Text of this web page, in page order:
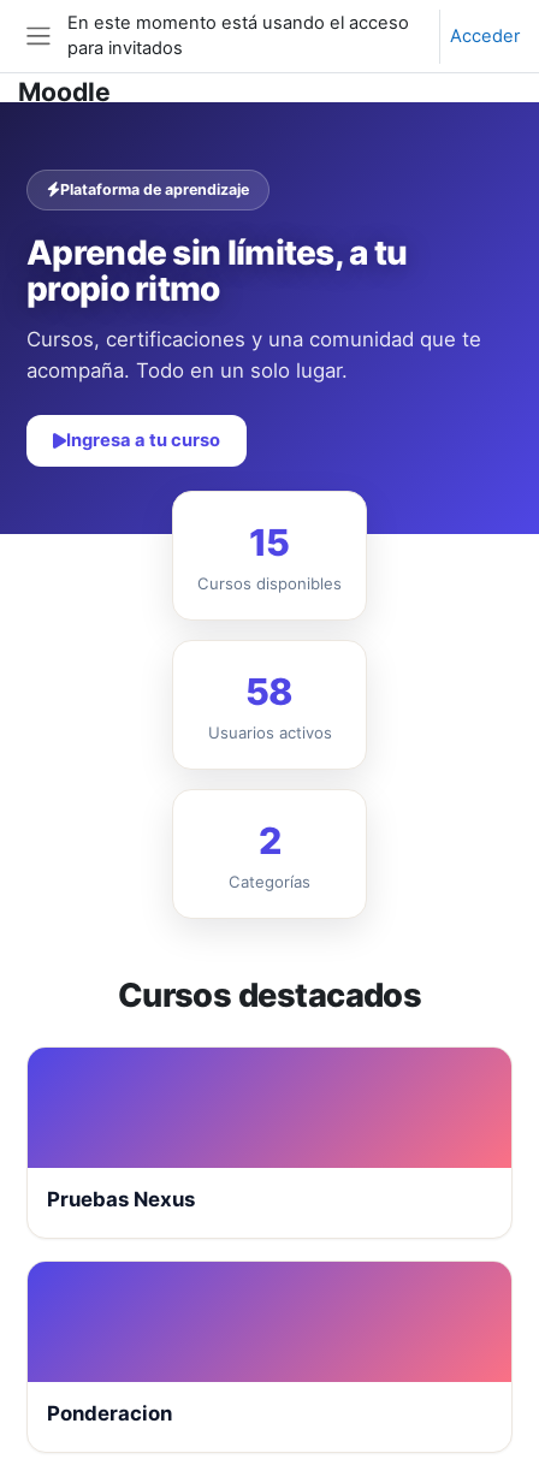
Salta al contenido principal
Panel lateral
En este momento está usando el acceso
para invitados
Acceder
Moodle
Plataforma de aprendizaje
Aprende sin límites, a tu
propio ritmo
Cursos, certificaciones y una comunidad que te
acompaña. Todo en un solo lugar.
Ingresa a tu curso
15
Cursos disponibles
58
Usuarios activos
2
Categorías
Cursos destacados
Pruebas Nexus
Ponderacion